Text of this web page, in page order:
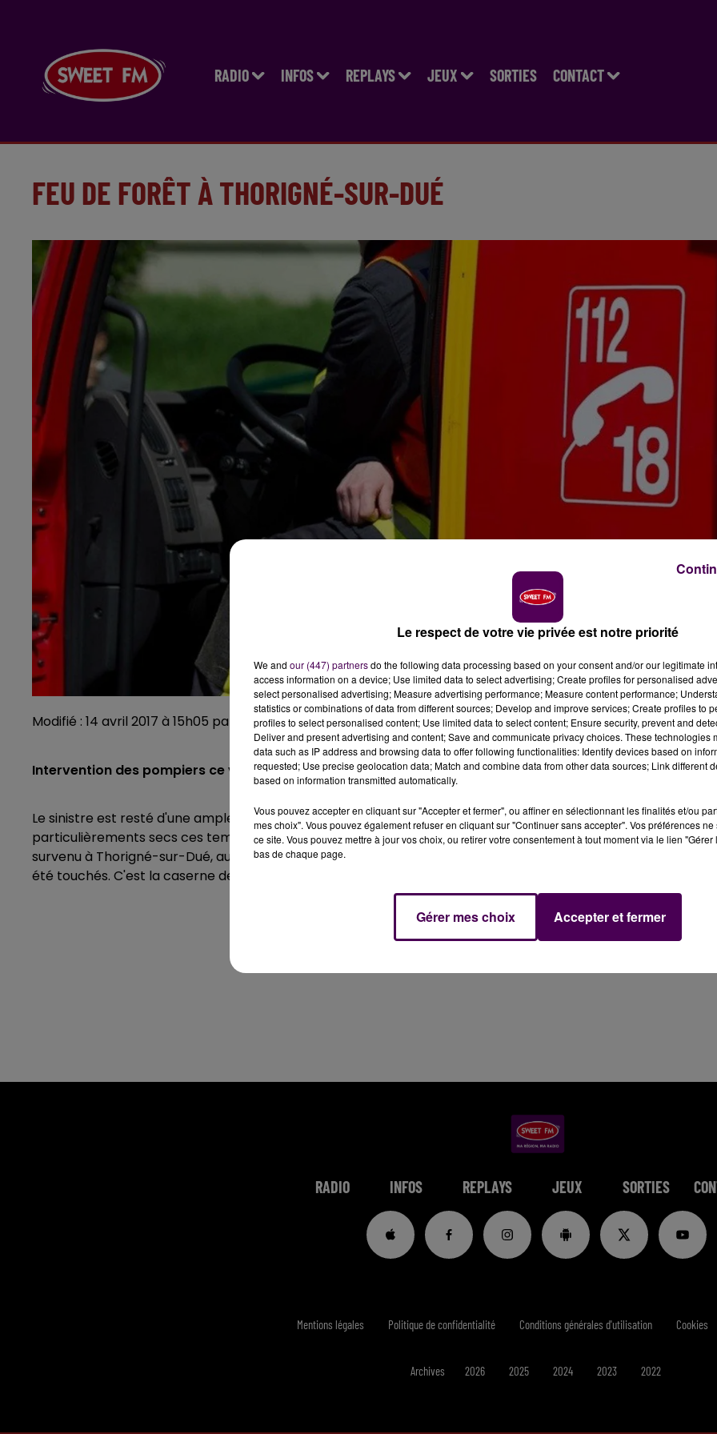
RADIO INFOS REPLAYS JEUX SORTIES CONTACT
FEU DE FORÊT À THORIGNÉ-SUR-DUÉ
Modifié : 14 avril 2017 à 15h05 par Emilien Borderie
Intervention des pompiers ce vendredi 14 avril pour un feu de forêt à Thorigné-sur-Dué.
Le sinistre est resté d'une ampleur modérée, mais il vient rappeler que les sols et la végétation sont
particulièrements secs ces temps-ci : les pompiers ont été appelés ce vendredi 14 avril pour un feu de forêt
survenu à Thorigné-sur-Dué, au niveau du lieu-dit des Petits-Bois. Vers 16h30, environ 50 mètres carré avaient
été touchés. C'est la caserne de Connerré qui a été mobilisée, personne n'a été blessé.
RADIO INFOS REPLAYS JEUX SORTIES
Mentions légales Politique de confidentialité Conditions générales d'utilisation Cookies
Archives 2026 2025 2024 2023 2022
Le respect de votre vie privée est notre priorité
We and our (447) partnersdo the following data processing based on your consent and/or our legitimate
access information on a device; Use limited data to select advertising; Create profiles for personalised
select personalised advertising; Measure advertising performance; Measure content performance;
statistics or combinations of data from different sources; Develop and improve services; Create profiles to
profiles to select personalised content; Use limited data to select content; Ensure security, prevent and
Deliver and present advertising and content; Save and communicate privacy choices. These technologies
data such as IP address and browsing data to offer following functionalities: Identify devices based on
requested; Use precise geolocation data; Match and combine data from other data sources; Link different
based on information transmitted automatically.
Vous pouvez accepter en cliquant sur "Accepter et fermer", ou affiner en sélectionnant les finalités et/ou
mes choix". Vous pouvez également refuser en cliquant sur "Continuer sans accepter". Vos préférences
ce site. Vous pouvez mettre à jour vos choix, ou retirer votre consentement à tout moment via le lien
bas de chaque page.
Gérer mes choix Accepter et fermer